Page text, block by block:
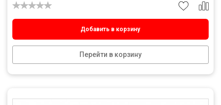
Добавить в корзину
Перейти в корзину